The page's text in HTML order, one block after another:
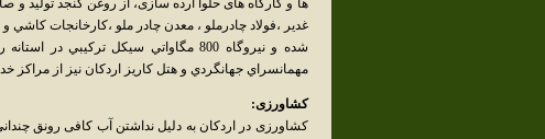
ها و کارگاه های حلوا ارده سازی، از روغن کنجد تولید و
غدير ،فولاد چادرملو ، معدن چادر ملو ،كارخانجات
مهمانسراي جهانگردي و هتل كاريز اردكان نيز از مراكز
کشاورزی:
کشاورزی در اردکان به دلیل‌ نداشتن آب کافی رونق